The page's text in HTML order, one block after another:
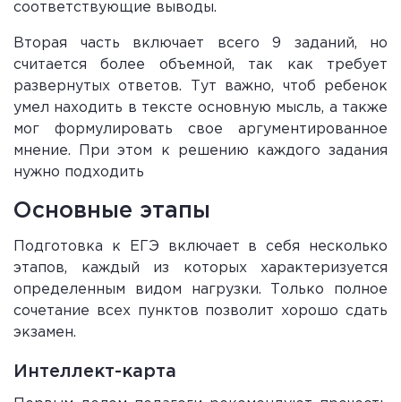
соответствующие выводы.
Вторая часть включает всего 9 заданий, но
считается более объемной, так как требует
развернутых ответов. Тут важно, чтоб ребенок
умел находить в тексте основную мысль, а также
мог формулировать свое аргументированное
мнение. При этом к решению каждого задания
нужно подходить
Основные этапы
Подготовка к ЕГЭ включает в себя несколько
этапов, каждый из которых характеризуется
определенным видом нагрузки. Только полное
сочетание всех пунктов позволит хорошо сдать
экзамен.
Интеллект-карта